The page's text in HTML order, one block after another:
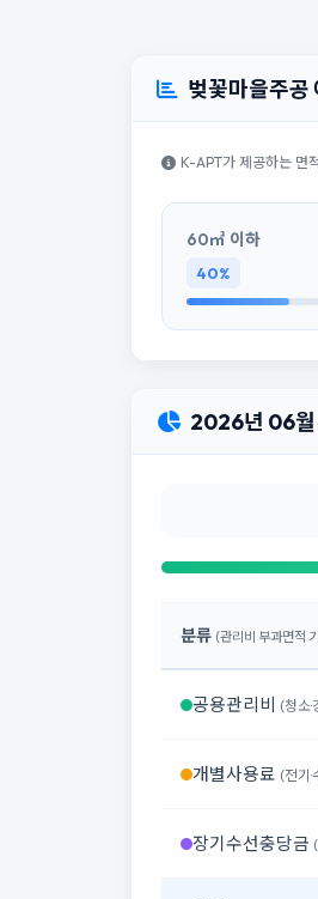
벚꽃마을주공
K-APT가 제공하는 면
60㎡ 이하
40%
2026년 06월
분류 (관리비 부과면적
공용관리비 (청소
개별사용료 (전기
장기수선충당금